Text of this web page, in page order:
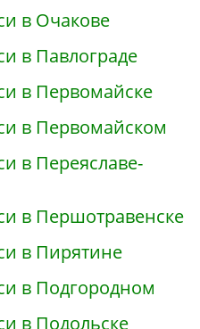
в Очакове
в Павлограде
в Первомайске
в Первомайском
в Переяславе-
в Першотравенске
в Пирятине
в Подгородном
в Подольске